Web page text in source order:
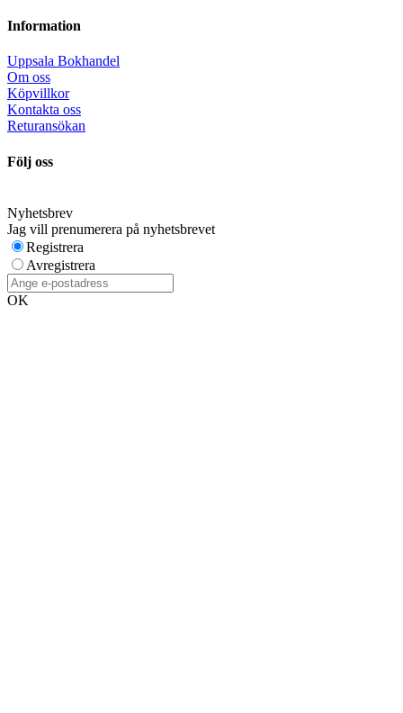
Information
Uppsala Bokhandel
Om oss
Köpvillkor
Kontakta oss
Returansökan
Följ oss
Nyhetsbrev
Jag vill prenumerera på nyhetsbrevet
Registrera
Avregistrera
OK